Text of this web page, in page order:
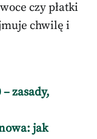
czy płatki
chwilę i
zasady,
jak